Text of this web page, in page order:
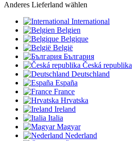
Anderes Lieferland wählen
International
Belgien
Belgique
België
България
Česká republika
Deutschland
España
France
Hrvatska
Ireland
Italia
Magyar
Nederland